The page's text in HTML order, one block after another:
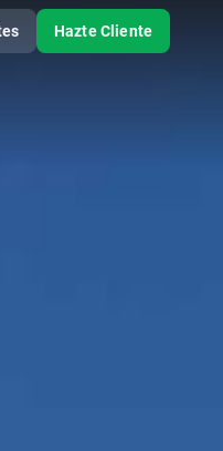
Hazte Cliente